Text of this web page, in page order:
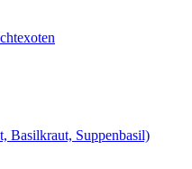
Basilkraut, Suppenbasil)